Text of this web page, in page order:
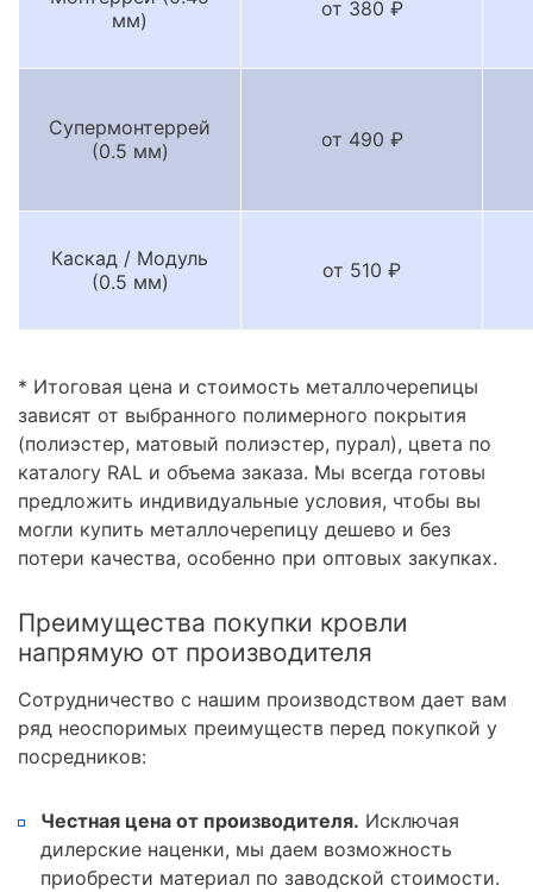
мм)
от 380 ₽
Супермонтеррей
(0.5 мм)
от 490 ₽
Каскад / Модуль
(0.5 мм)
от 510 ₽
* Итоговая цена и стоимость металлочерепицы
зависят от выбранного полимерного покрытия
(полиэстер, матовый полиэстер, пурал), цвета по
каталогу RAL и объема заказа. Мы всегда готовы
предложить индивидуальные условия, чтобы вы
могли купить металлочерепицу дешево и без
потери качества, особенно при оптовых закупках.
Преимущества покупки кровли
напрямую от производителя
Сотрудничество с нашим производством дает вам
ряд неоспоримых преимуществ перед покупкой у
посредников:
Честная цена от производителя. Исключая
дилерские наценки, мы даем возможность
приобрести материал по заводской стоимости.